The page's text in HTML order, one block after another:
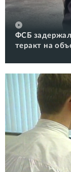
ФСБ
теракт на